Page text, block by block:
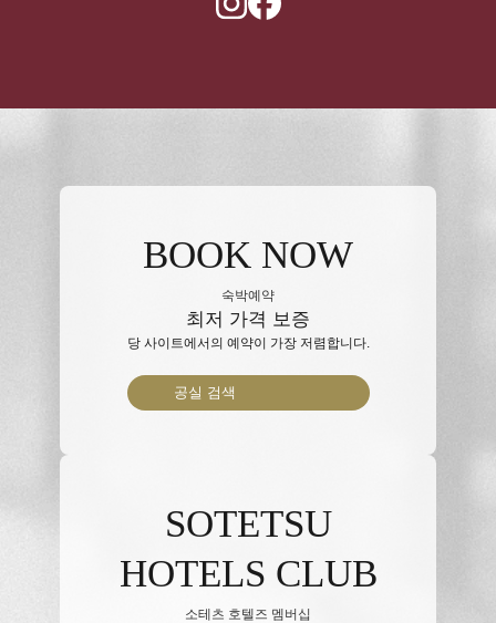
BOOK NOW
숙박예약
최저 가격 보증
당 사이트에서의 예약이 가장 저렴합니다.
공실 검색
SOTETSU
HOTELS CLUB
소테츠 호텔즈 멤버십